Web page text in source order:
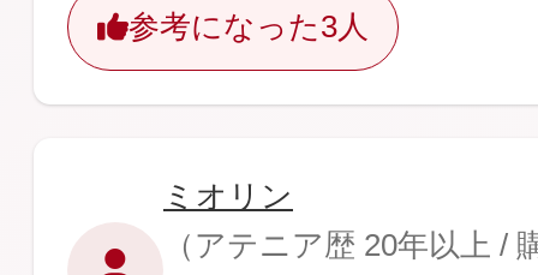
参考になった3人
ミオリン
（アテニア歴 20年以上 /